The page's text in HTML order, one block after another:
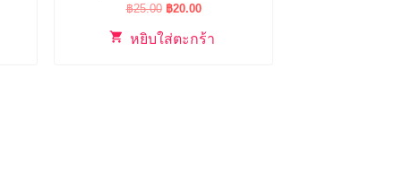
฿25.00 Original
was:
฿25.00.
฿20.00Current
is:
฿20.00.
หยิบใส่ตะกร้า